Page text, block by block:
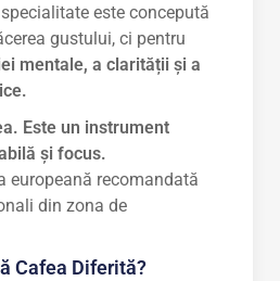
este concepută
gustului, ci pentru
mentale, a clarității și a
Este un instrument
și focus.
europeană recomandată
din zona de
Cafea Diferită?